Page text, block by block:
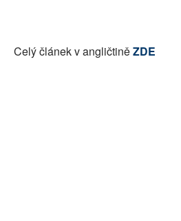
Celý článek v angličtiněZDE